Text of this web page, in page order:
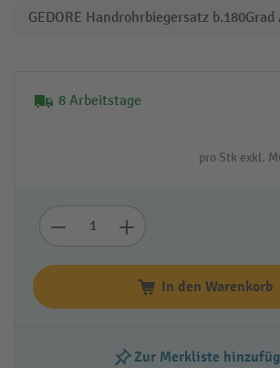
8 Arbeitstage
pro Stk exkl.
In den Warenkorb
Zur Merkliste